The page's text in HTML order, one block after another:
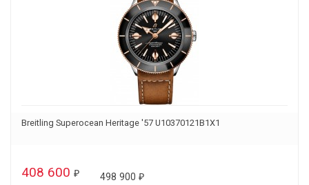
Breitling Superocean Heritage '57 U10370121B1X1
408 600 ₽ 498 900 ₽